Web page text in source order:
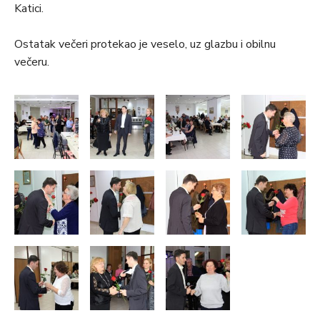
Katici.
Ostatak večeri protekao je veselo, uz glazbu i obilnu
večeru.